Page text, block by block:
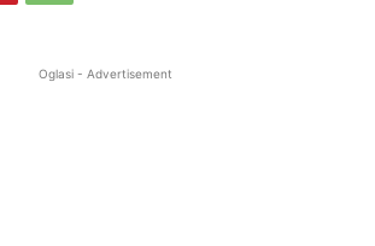
Oglasi - Advertisement